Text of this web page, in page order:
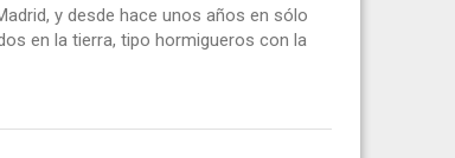
y desde hace unos años en sólo
en la tierra, tipo hormigueros con la